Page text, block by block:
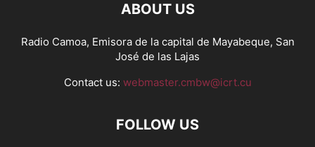
ABOUT US
Radio Camoa, Emisora de la capital de Mayabeque, San
José de las Lajas
Contact us: webmaster.cmbw@icrt.cu
FOLLOW US